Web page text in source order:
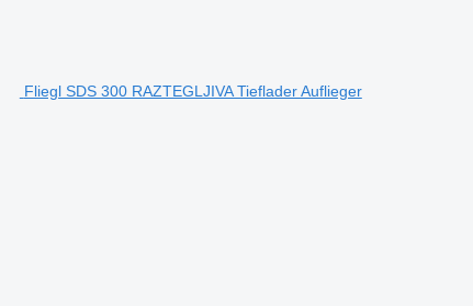
Fliegl SDS 300 RAZTEGLJIVA Tieflader Auflieger